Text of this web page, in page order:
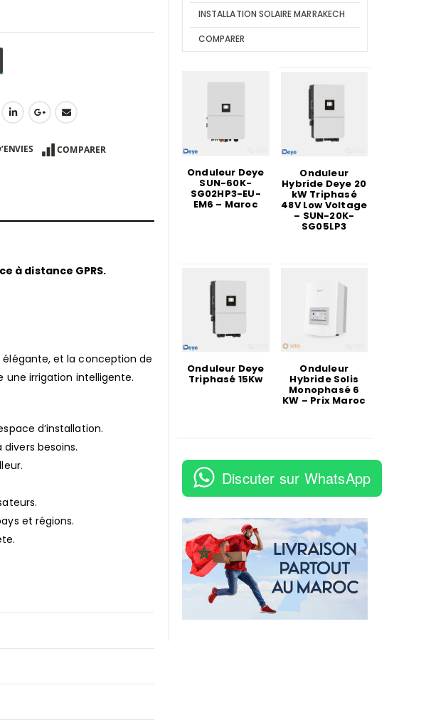
COMPARER
à distance GPRS.
élégante, et la conception de
une irrigation intelligente.
d’installation.
besoins.
et régions.
INSTALLATION SOLAIRE MARRAKECH
COMPARER
Onduleur Deye
SUN-60K-
SG02HP3-EU-
EM6 – Maroc
Onduleur
Hybride Deye 20
kW Triphasé
48V Low Voltage
– SUN-20K-
SG05LP3
Onduleur Deye
Triphasé 15Kw
Onduleur
Hybride Solis
Monophasé 6
KW – Prix Maroc
Discuter sur WhatsApp